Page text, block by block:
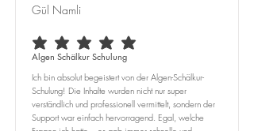
Gül Namli
durchschnittliches Rating ist 5 von 5
Algen Schälkur Schulung
Ich bin absolut begeistert von der Algen-Schälkur-
Schulung! Die Inhalte wurden nicht nur super
verständlich und professionell vermittelt, sondern der
Support war einfach hervorragend. Egal, welche